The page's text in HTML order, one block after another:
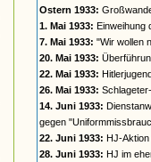
Ostern 1933:
1. Mai 1933: Einweihung
7. Mai 1933: "Wir wollen
20. Mai 1933:
22. Mai 1933:
26. Mai 1933:
14. Juni 1933:
gegen
22. Juni 1933: HJ-Aktion
28. Juni 1933: HJ im